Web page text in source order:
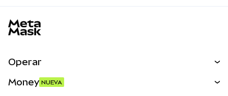
Operar
Money NUEVA